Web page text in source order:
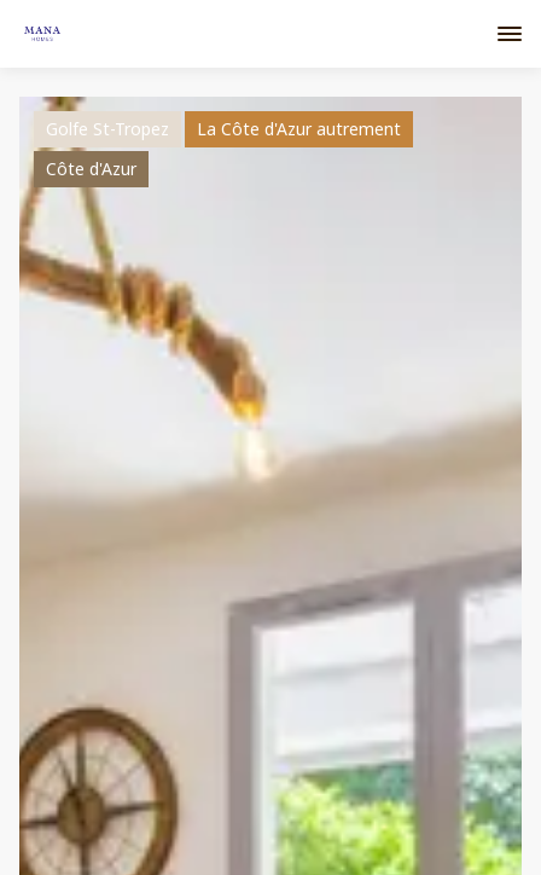
Golfe St-Tropez
La Côte d'Azur autrement
Côte d'Azur